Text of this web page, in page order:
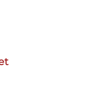
Ruckerl